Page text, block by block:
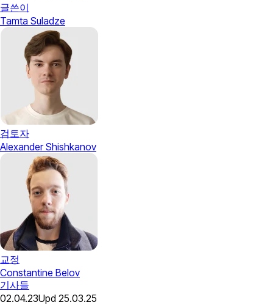
글쓴이
Tamta Suladze
검토자
Alexander Shishkanov
교정
Constantine Belov
기사들
02.04.23Upd 25.03.25